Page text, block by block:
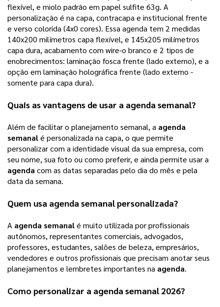
flexível, e miolo padrão em papel sulfite 63g. A
personalização é na capa, contracapa e institucional frente
e verso colorida (4x0 cores). Essa agenda tem 2 medidas
140x200 milímetros capa flexível, e 145x205 milímetros
capa dura, acabamento com wire-o branco e 2 tipos de
enobrecimentos: laminação fosca frente (lado externo), e a
opção em laminação holográfica frente (lado externo -
somente para capa dura).
Quais as vantagens de usar a agenda semanal?
Além de facilitar o planejamento semanal, a agenda
semanal é personalizada na capa, o que permite
personalizar com a identidade visual da sua empresa, com
agenda com as datas separadas pelo dia do mês e pela
data da semana.
Quem usa agenda semanal personalizada?
A agenda semanal é muito utilizada por profissionais
autônomos, representantes comerciais, advogados,
professores, estudantes, salões de beleza, empresários,
vendedores e outros profissionais que precisam anotar seus
planejamentos e lembretes importantes na agenda.
Como personalizar a agenda semanal 2026?